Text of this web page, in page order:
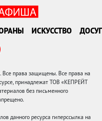
ИСКУССТВО ДОСУГ
права защищены. Все права на
принадлежат ТОВ «КЕПРЕЙТ
без письменного
данного ресурса гиперссылка на